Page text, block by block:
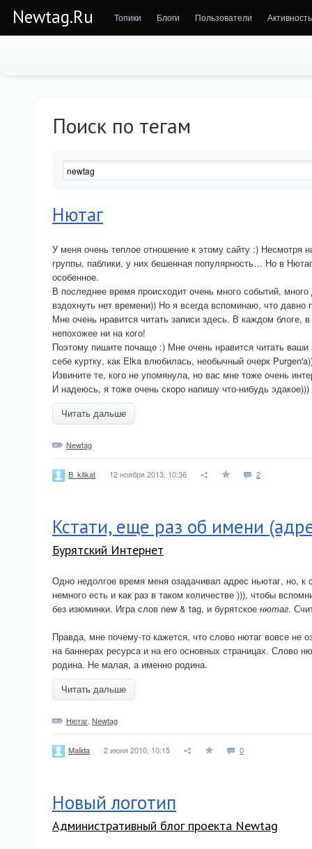
Newtag.Ru Топики Блоги Пользователи Активность
Поиск по тегам
Нютаг
У меня очень теплое отношение к этому сайту :) Несмотря
группы, паблики, у них бешенная популярность… Но в
особенное.
В последнее время происходит очень много событий,
вздохнуть нет времени)) Но я всегда вспоминаю, что давно
Мне очень нравится читать записи здесь. В каждом блоге,
непохожее ни на кого!
Поэтому пишите почаще :) Мне очень нравится читать ваши
себе куртку, как Elka влюбилась, необычный очерк
Извините те, кого не упомянула, но вас мне тоже очень
И надеюсь, я тоже очень скоро напишу что-нибудь эдакое)))
Читать дальше
Newtag
B_kitkat 12 ноября 2013, 10:36 2
Кстати, еще раз об имени
Бурятский Интернет
Одно недолгое время меня озадачивал адрес ньютаг, но, к
немного есть и как раз в таком количестве ))), чтобы
без изюминки. Игра слов new & tag, и бурятское нютаг.
Правда, мне почему-то кажется, что слово нютаг вовсе не
на баннерах ресурса и на его основных страницах. Слово
родина. Не малая, а именно родина.
Читать дальше
Нютаг Newtag
Malida 2 июня 2010, 10:15 0
Новый логотип
Административный блог проекта Newtag